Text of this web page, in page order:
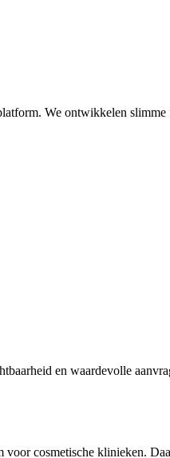
We ontwikkelen
en waardevolle
cosmetische klinieken.